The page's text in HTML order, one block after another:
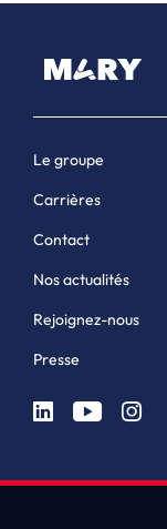
Le groupe
Carrières
Contact
Nos actualités
Rejoignez-nous
Presse